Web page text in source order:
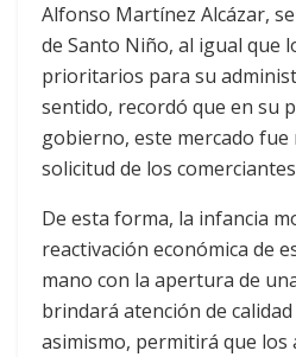
Alfonso Martínez Alcázar,
de Santo Niño, al igual que
prioritarios para su
sentido, recordó que en su
gobierno, este mercado fue
solicitud de los
De esta forma, la infancia
reactivación económica de
mano con la apertura de
brindará atención de
asimismo, permitirá que los